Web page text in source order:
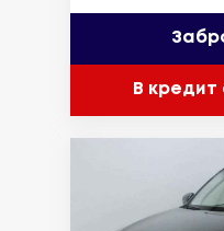
В кредит